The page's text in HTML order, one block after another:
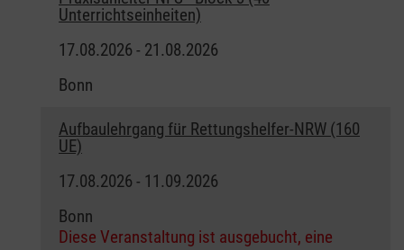
Unterrichtseinheiten)
17.08.2026 - 21.08.2026
Bonn
Aufbaulehrgang für Rettungshelfer-NRW (160
UE)
17.08.2026 - 11.09.2026
Bonn
Diese Veranstaltung ist ausgebucht, eine